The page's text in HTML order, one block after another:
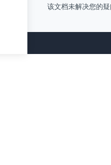
该文档未解决您的